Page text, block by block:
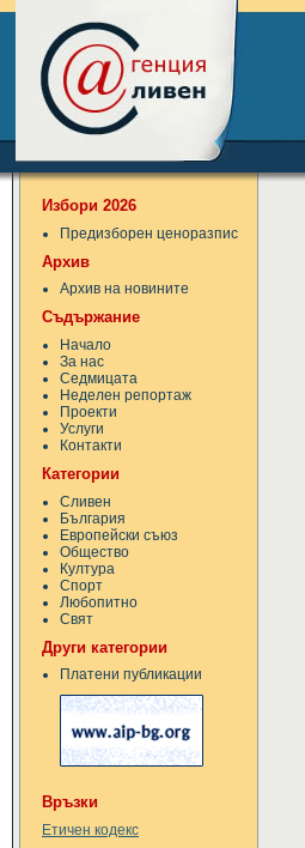
Избори 2026
Предизборен ценоразпис
Архив
Архив на новините
Съдържание
Начало
За нас
Седмицата
Неделен репортаж
Проекти
Услуги
Контакти
Категории
Сливен
България
Европейски съюз
Общество
Култура
Спорт
Любопитно
Свят
Други категории
Платени публикации
Връзки
Етичен кодекс